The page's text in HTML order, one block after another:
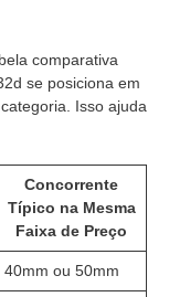
comparativa
se posiciona em
Isso ajuda
Concorrente
Típico na Mesma
Faixa de Preço
40mm ou 50mm